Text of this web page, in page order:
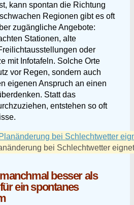
kann spontan die Richtung
Regionen gibt es oft
zugängliche Angebote:
Stationen, alte
oder
mit Infotafeln. Solche Orte
vor Regen, sondern auch
eigenen Anspruch an einen
Statt das
entstehen so oft
bei Schlechtwetter
besser als
ein spontanes